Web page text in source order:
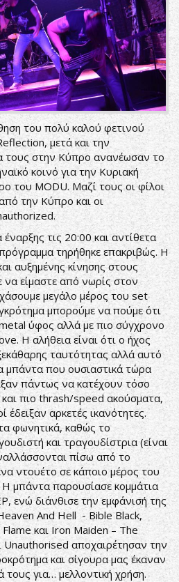
του πολύ καλού φετινού
μετά και την
τους στην Κύπρο ανανέωσαν το
κοινό για την Κυριακή
του MODU. Μαζί τους οι φίλοι
την Κύπρο και οι
τις 20:00 και αντίθετα
τηρήθηκε επακριβώς. Η
αυξημένης κίνησης στους
είμαστε από νωρίς στον
μεγάλο μέρος του set
μπορούμε να πούμε ότι
metal ύφος αλλά με πιο σύγχρονο
Η αλήθεια είναι ότι ο ήχος
ταυτότητας αλλά αυτό
μπάντα που ουσιαστικά τώρα
πάντως να κατέχουν τόσο
πιο thrash/speed ακούσματα,
έδειξαν αρκετές ικανότητες.
φωνητικά, καθώς το
και τραγουδίστρια (είναι
πίσω από το
ντουέτο σε κάποιο μέρος του
μπάντα παρουσίασε κομμάτια
ενώ διάνθισε την εμφάνισή της
And Hell - Bible Black,
και Iron Maiden – The
αποχαιρέτησαν την
και σίγουρα μας έκαναν
για… μελλοντική χρήση.